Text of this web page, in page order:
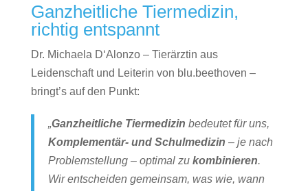
Ganzheitliche Tiermedizin,
richtig entspannt
Dr. Michaela D‘Alonzo – Tierärztin aus
Leidenschaft und Leiterin von blu.beethoven –
bringt’s auf den Punkt:
„Ganzheitliche Tiermedizin bedeutet für uns,
Komplementär- und Schulmedizin – je nach
Problemstellung – optimal zu kombinieren.
Wir entscheiden gemeinsam, was wie, wann